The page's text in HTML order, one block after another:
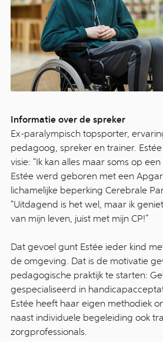
Informatie over de spreker
Ex-paralympisch topsporter,
pedagoog, spreker en trainer.
visie: “Ik kan alles maar soms op
Estée werd geboren met een
lichamelijke beperking Cerebrale
“Uitdagend is het wel, maar ik
van mijn leven, juist met mijn CP!”
Dat gevoel gunt Estée ieder kind
de omgeving. Dat is de motivatie
pedagogische praktijk te starten:
gespecialiseerd in
Estée heeft haar eigen methodiek
naast individuele begeleiding ook
zorgprofessionals.